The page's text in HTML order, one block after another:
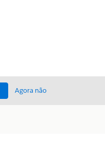
Agora não